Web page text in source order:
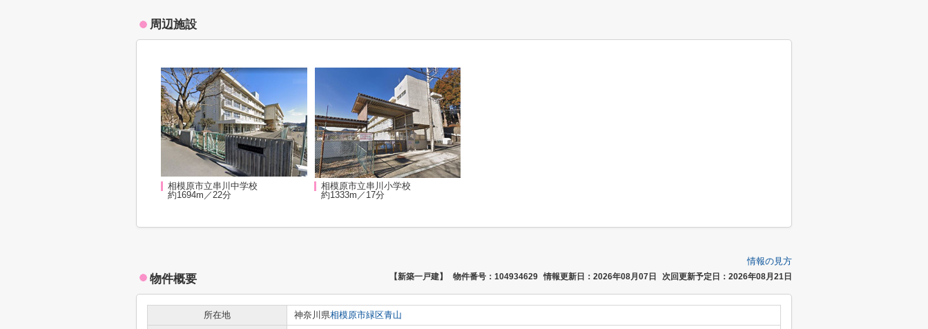
周辺施設
相模原市立串川中学校
約1694m／22分
相模原市立串川小学校
約1333m／17分
情報の見方
物件概要 【新築一戸建】 物件番号：104934629 情報更新日：2026年08月07日 次回更新予定日：2026年08月21日
所在地 神奈川県相模原市緑区青山